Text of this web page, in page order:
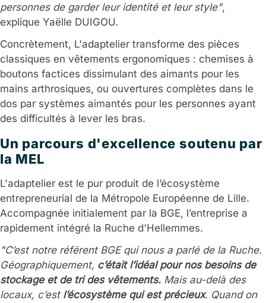
personnes de garder leur identité et leur style",
explique Yaëlle DUIGOU.
Concrètement, L'adaptelier transforme des pièces
classiques en vêtements ergonomiques : chemises à
boutons factices dissimulant des aimants pour les
mains arthrosiques, ou ouvertures complètes dans le
dos par systèmes aimantés pour les personnes ayant
des difficultés à lever les bras.
Un parcours d'excellence soutenu par
la MEL
L'adaptelier est le pur produit de l’écosystème
entrepreneurial de la Métropole Européenne de Lille.
Accompagnée initialement par la BGE, l’entreprise a
rapidement intégré la Ruche d'Hellemmes.
"C’est notre référent BGE qui nous a parlé de la Ruche.
Géographiquement, c’était l’idéal pour nos besoins de
stockage et de tri des vêtements. Mais au-delà des
locaux, c’est l’écosystème qui est précieux. Quand on